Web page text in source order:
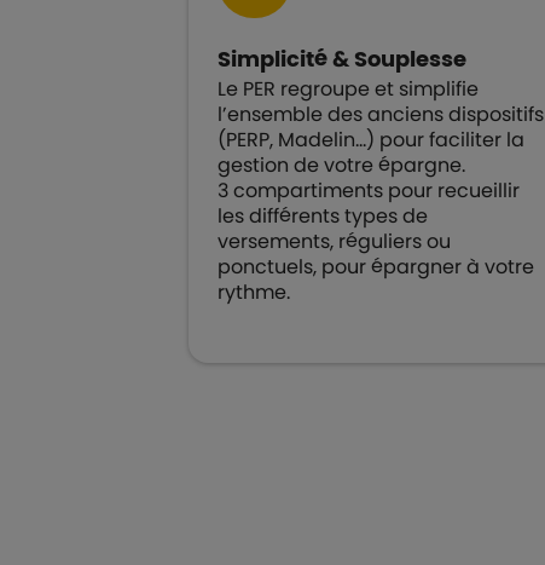
Simplicité & Souplesse
Le PER regroupe et simplifie
l’ensemble des anciens dispositifs
(PERP, Madelin…) pour faciliter la
gestion de votre épargne.
3 compartiments pour recueillir
les différents types de
versements, réguliers ou
ponctuels, pour épargner à votre
rythme.